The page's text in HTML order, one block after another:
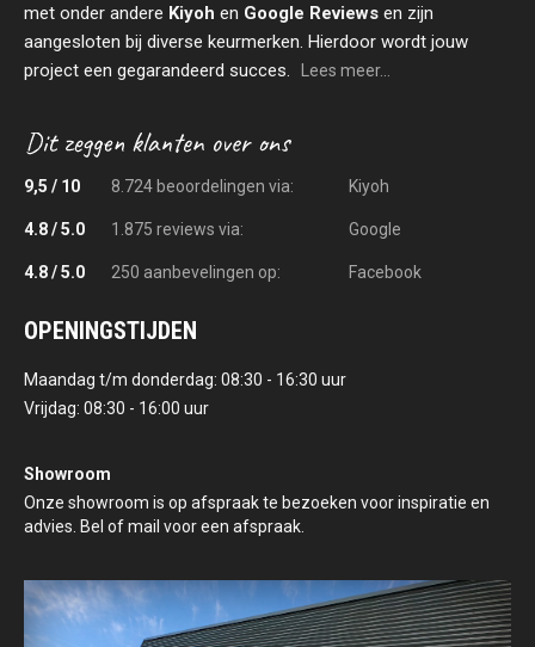
met onder andere Kiyoh en Google Reviews en zijn
aangesloten bij diverse keurmerken. Hierdoor wordt jouw
project een gegarandeerd succes.
Lees meer...
9,5 / 10 8.724 beoordelingen via: Kiyoh
4.8 / 5.0 1.875 reviews via: Google
4.8 / 5.0 250 aanbevelingen op: Facebook
OPENINGSTIJDEN
Maandag t/m donderdag: 08:30 - 16:30 uur
Vrijdag: 08:30 - 16:00 uur
Showroom
Onze showroom is op afspraak te bezoeken voor inspiratie en
advies. Bel of mail voor een afspraak.